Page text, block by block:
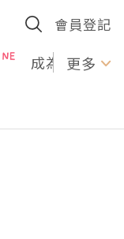
會員登記
成為U更多